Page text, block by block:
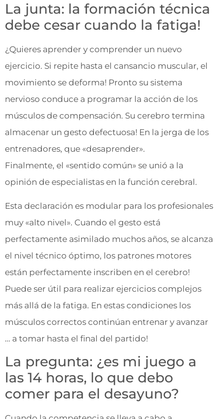
La junta: la formación técnica
debe cesar cuando la fatiga!
¿Quieres aprender y comprender un nuevo
ejercicio. Si repite hasta el cansancio muscular, el
movimiento se deforma! Pronto su sistema
nervioso conduce a programar la acción de los
músculos de compensación. Su cerebro termina
almacenar un gesto defectuosa! En la jerga de los
entrenadores, que «desaprender».
Finalmente, el «sentido común» se unió a la
opinión de especialistas en la función cerebral.
Esta declaración es modular para los profesionales
muy «alto nivel». Cuando el gesto está
perfectamente asimilado muchos años, se alcanza
el nivel técnico óptimo, los patrones motores
están perfectamente inscriben en el cerebro!
Puede ser útil para realizar ejercicios complejos
más allá de la fatiga. En estas condiciones los
músculos correctos continúan entrenar y avanzar
… a tomar hasta el final del partido!
La pregunta: ¿es mi juego a
las 14 horas, lo que debo
comer para el desayuno?